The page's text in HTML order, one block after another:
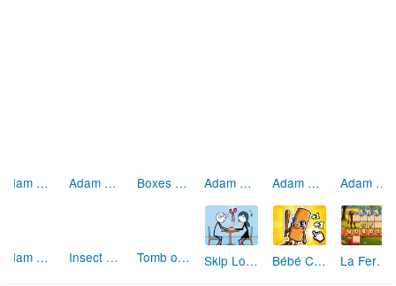
Adam and Eve Go 2 Adam and Eve Go 3 Boxes Wizard Adam and Eve 6 Adam and Eve Adam and Eve 8
Adam and Eve Aliens Insect Exploration Tomb of the Mark 2 Skip Love: L'Amour en Péril Bébé Clic Italien: La Folie des Petits Bambins La Ferme des Mots - Cultivez votre Vocabulaire